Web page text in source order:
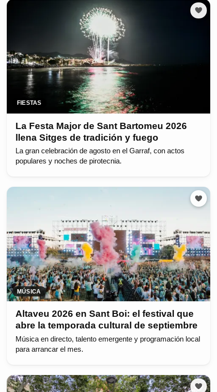
FIESTAS
La Festa Major de Sant Bartomeu 2026
llena Sitges de tradición y fuego
La gran celebración de agosto en el Garraf, con actos
populares y noches de pirotecnia.
MÚSICA
Altaveu 2026 en Sant Boi: el festival que
abre la temporada cultural de septiembre
Música en directo, talento emergente y programación local
para arrancar el mes.